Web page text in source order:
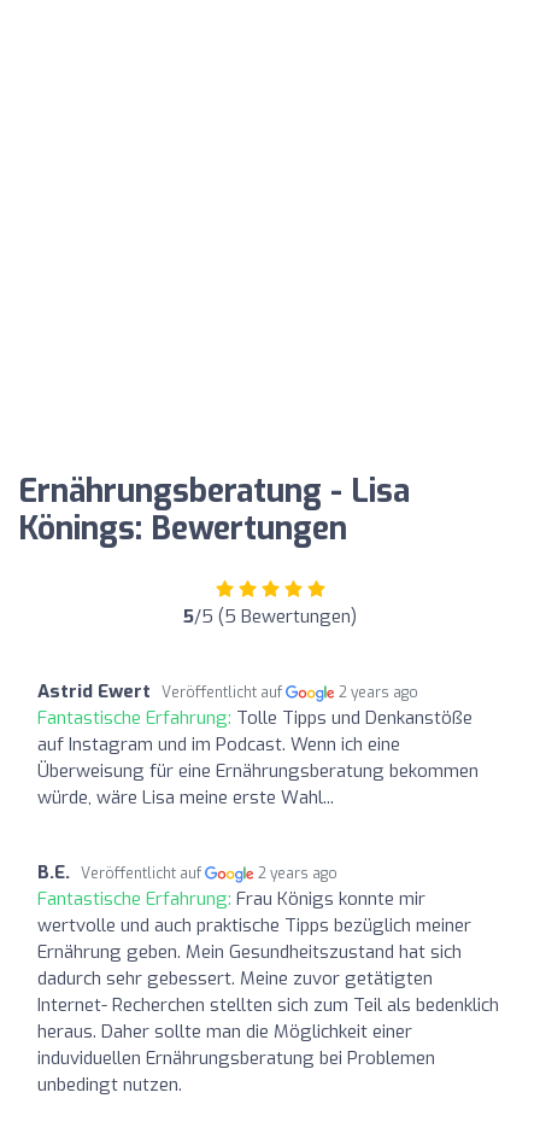
Ernährungsberatung - Lisa
Könings: Bewertungen
5/5 (5 Bewertungen)
Astrid Ewert Veröffentlicht auf 2 years ago
Fantastische Erfahrung: Tolle Tipps und Denkanstöße
auf Instagram und im Podcast. Wenn ich eine
Überweisung für eine Ernährungsberatung bekommen
würde, wäre Lisa meine erste Wahl...
B.E. Veröffentlicht auf 2 years ago
Fantastische Erfahrung: Frau Königs konnte mir
wertvolle und auch praktische Tipps bezüglich meiner
Ernährung geben. Mein Gesundheitszustand hat sich
dadurch sehr gebessert. Meine zuvor getätigten
Internet- Recherchen stellten sich zum Teil als bedenklich
heraus. Daher sollte man die Möglichkeit einer
induviduellen Ernährungsberatung bei Problemen
unbedingt nutzen.